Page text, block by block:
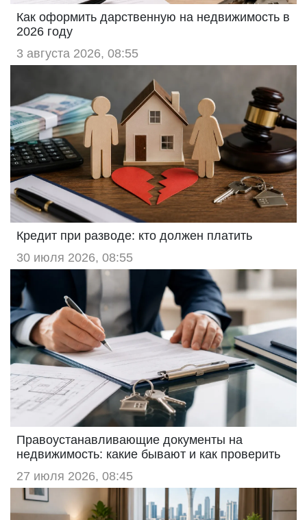
Как оформить дарственную на недвижимость в
2026 году
3 августа 2026, 08:55
Кредит при разводе: кто должен платить
30 июля 2026, 08:55
Правоустанавливающие документы на
недвижимость: какие бывают и как проверить
27 июля 2026, 08:45